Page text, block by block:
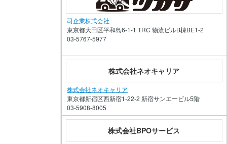
司企業株式会社
東京都大田区平和島6-1-1 TRC 物流ビルB棟BE1-2
03-5767-5977
株式会社ネオキャリア
株式会社ネオキャリア
東京都新宿区西新宿1-22-2 新宿サンエービル5階
03-5908-8005
株式会社BPOサービス